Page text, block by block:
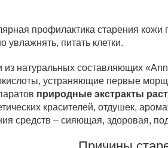
профилактика старения
увлажнять, питать клетки.
из натуральных составляющих
устраняющие первые
природные экстракты
красителей, отдушек,
средств – сияющая, здоровая,